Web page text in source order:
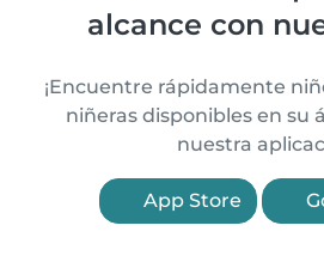
alcance con
¡Encuentre rápidamente
niñeras disponibles en su
nuestra
App Store